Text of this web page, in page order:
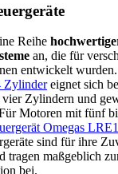
Reihe
an, die für
entwickelt
Zylindereignet sich
Zylindern und
Motoren mit fünf
Omegas
sind für ihre
tragen maßgeblich
bei.